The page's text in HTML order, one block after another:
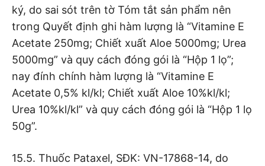
ký, do sai sót trên tờ Tóm tắt sản phẩm nên
trong Quyết định ghi hàm lượng là “Vitamine E
Acetate 250mg; Chiết xuất Aloe 5000mg; Urea
5000mg” và quy cách đóng gói là “Hộp 1 lọ”;
nay đính chính hàm lượng là “Vitamine E
Acetate 0,5% kl/kl; Chiết xuất Aloe 10%kl/kl;
Urea 10%kl/kl” và quy cách đóng gói là “Hộp 1 lọ
50g”.
15.5. Thuốc Pataxel, SĐK: VN-17868-14, do